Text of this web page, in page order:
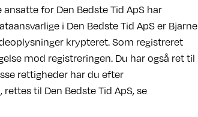
for Den Bedste Tid ApS har
i Den Bedste Tid ApS er Bjarne
krypteret. Som registreret
mod registreringen. Du har også ret til
rettigheder har du efter
til Den Bedste Tid ApS, se